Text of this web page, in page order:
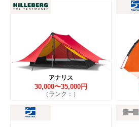
アナリス
30,000〜35,000円
（ランク：）